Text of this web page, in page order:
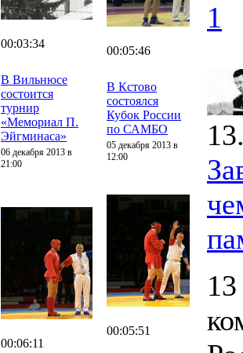
00:03:34
В Вильнюсе
состоится
турнир
«Мемориал П.
Эйгминаса»
06 декабря 2013 в
21:00
00:05:46
В Кстово
состоялся
Кубок России
по САМБО
05 декабря 2013 в
12:00
00:06:11
00:05:51
1